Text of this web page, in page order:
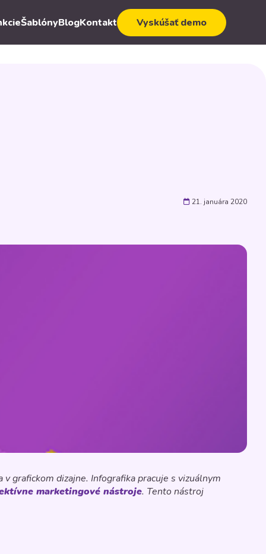
ŠablónyBlogKontakt Vyskúšať demo
21. januára 2020
grafickom dizajne. Infografika pracuje s vizuálnym
marketingové nástroje. Tento nástroj